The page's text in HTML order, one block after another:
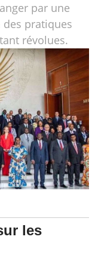
par une
pratiques
révolues.
les